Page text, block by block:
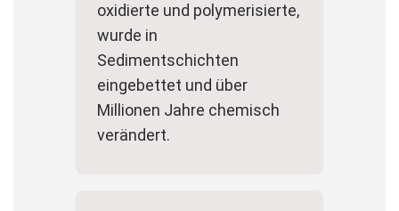
oxidierte und polymerisierte,
wurde in
Sedimentschichten
eingebettet und über
Millionen Jahre chemisch
verändert.